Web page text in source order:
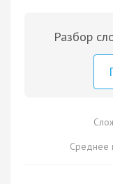
Разбор
Среднее